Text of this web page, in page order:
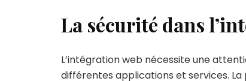
La sécurité dans
L’intégration web nécessite une
différentes applications et services.